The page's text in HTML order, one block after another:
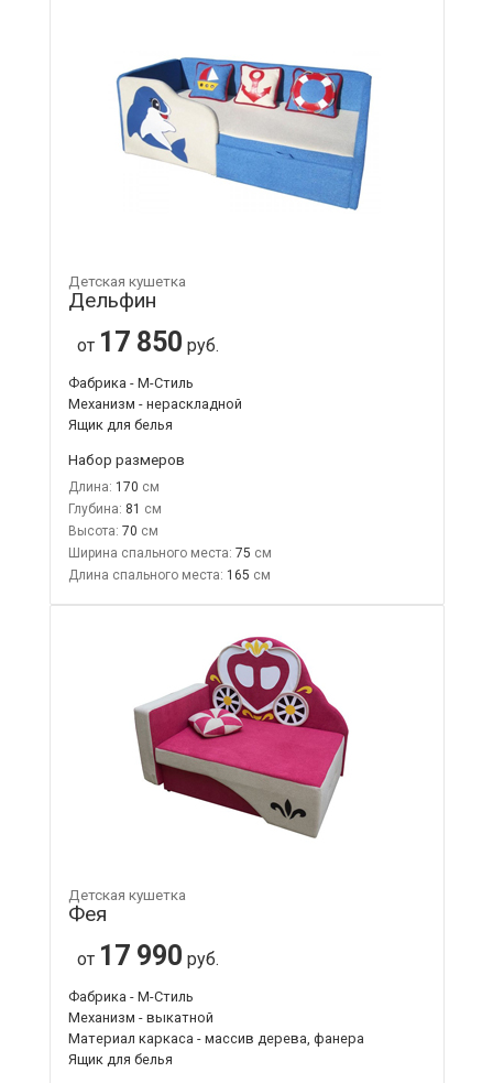
Детская кушетка
Дельфин
от 17 850 руб.
Фабрика - М-Стиль
Механизм - нераскладной
Ящик для белья
Набор размеров
Длина: 170
Глубина: 81
Высота: 70
Ширина спального места: 75
Длина спального места: 165
Детская кушетка
Фея
от 17 990 руб.
Фабрика - М-Стиль
Механизм - выкатной
Материал каркаса - массив дерева, фанера
Ящик для белья